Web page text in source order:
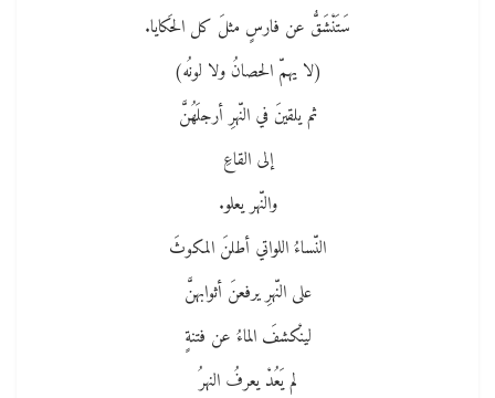
سَتَنْشَقُّ عن فارسٍ مثلَ كل الحَكايا.
(لا يهمّ الحصانُ ولا لونُه)
ثم يلقينَ في النّهرِ أرجلَهُنَّ
إلى القاعِ
والنّهر يعلو.
النّساءُ اللواتي أطلنَ المكوثَ
على النّهرِ يرفعنَ أثوابهنَّ
لينْكشفَ الماءُ عن فتنةٍ
لم يَعُدْ يعرفُ النهرُ